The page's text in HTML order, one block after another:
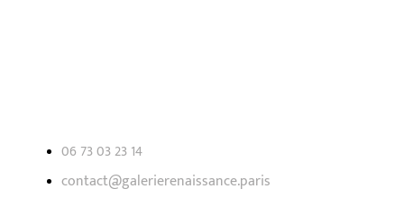
06 73 03 23 14
contact@galerierenaissance.paris